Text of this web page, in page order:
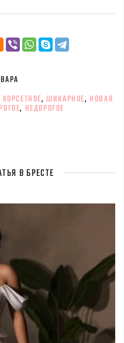
КОРСЕТНОЕ, ШИКАРНОЕ, НОВАЯ
, НЕДОРОГОЕ
В БРЕСТЕ